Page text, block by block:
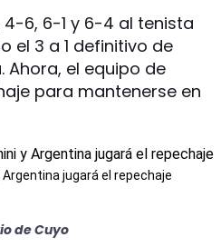
6, 6-1 y 6-4 al tenista
el 3 a 1 definitivo de
Ahora, el equipo de
para mantenerse en
jugará el repechaje
de Cuyo